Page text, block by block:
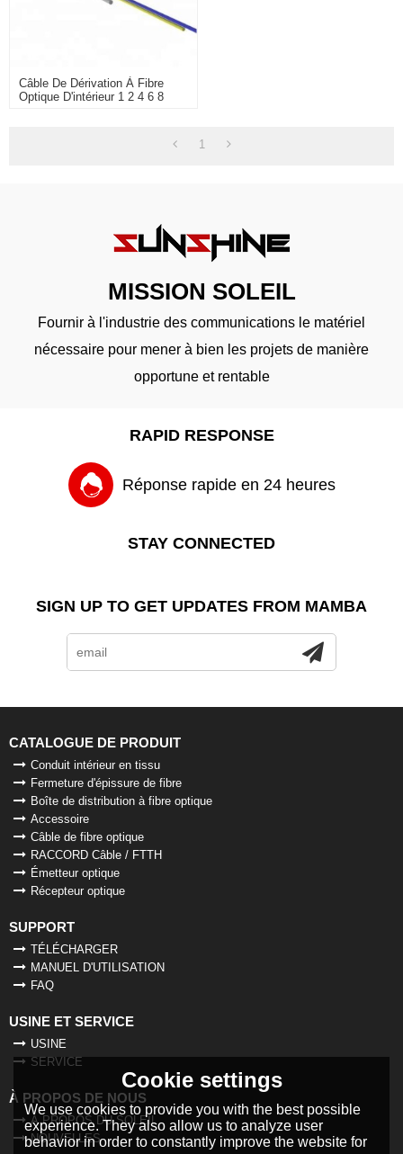
Câble De Dérivation À Fibre
Optique D'intérieur 1 2 4 6 8
1
MISSION SOLEIL
Fournir à l'industrie des communications le matériel
nécessaire pour mener à bien les projets de manière
opportune et rentable
RAPID RESPONSE
Réponse rapide en 24 heures
STAY CONNECTED
SIGN UP TO GET UPDATES FROM MAMBA
CATALOGUE DE PRODUIT
Conduit intérieur en tissu
Fermeture d'épissure de fibre
Boîte de distribution à fibre optique
Accessoire
Câble de fibre optique
RACCORD Câble / FTTH
Émetteur optique
Récepteur optique
SUPPORT
TÉLÉCHARGER
MANUEL D'UTILISATION
FAQ
USINE ET SERVICE
USINE
SERVICE
À PROPOS DE NOUS
À PROPOS DU SOLEIL
NOUVELLES
Cookie settings
We use cookies to provide you with the best possible
experience. They also allow us to analyze user
behavior in order to constantly improve the website for